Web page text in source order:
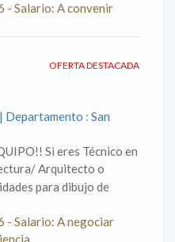
Salario: A convenir
OFERTA DESTACADA
Departamento : San
Si eres Técnico en
Arquitecto o
para dibujo de
Salario: A negociar